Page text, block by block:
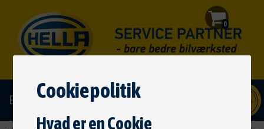
El/hybrid godkendt
0
Cookiepolitik
Hvad er en Cookie